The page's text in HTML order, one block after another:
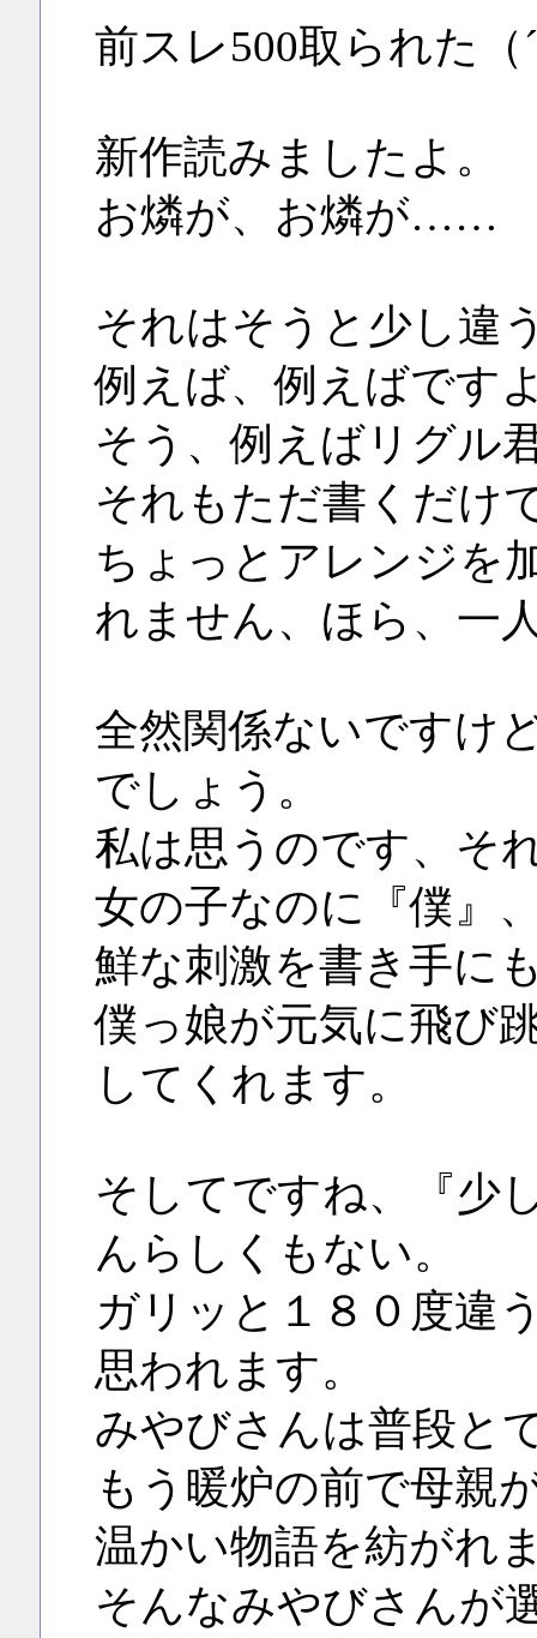
前スレ500取られた（
新作読みましたよ。
お燐が、お燐が……
それはそうと少し違
例えば、例えばです
そう、例えばリグル
それもただ書くだけ
ちょっとアレンジを
れません、ほら、一
全然関係ないですけ
でしょう。
私は思うのです、そ
女の子なのに『僕』
鮮な刺激を書き手に
僕っ娘が元気に飛び
してくれます。
そしてですね、『少
んらしくもない。
ガリッと１８０度違
思われます。
みやびさんは普段と
もう暖炉の前で母親
温かい物語を紡がれ
そんなみやびさんが